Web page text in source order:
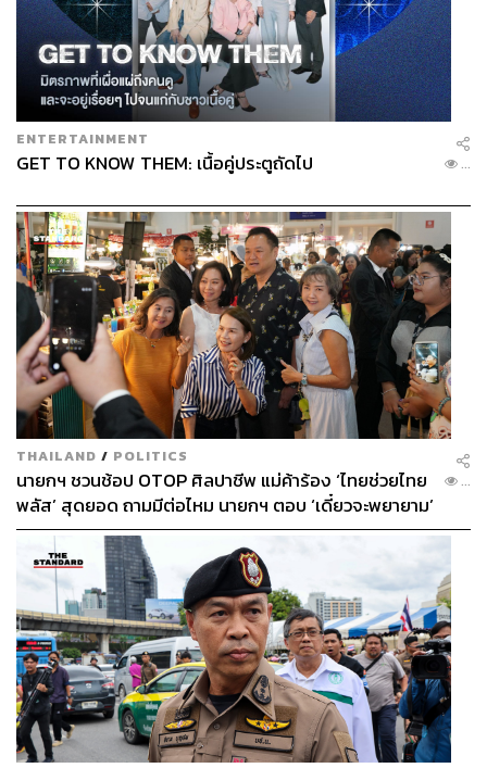
ENTERTAINMENT
GET TO KNOW THEM: เนื้อคู่ประตูถัดไป ...
THAILAND / POLITICS
นายกฯ ชวนช้อป OTOP ศิลปาชีพ แม่ค้าร้อง ‘ไทยช่วยไทย
พลัส’ สุดยอด ถามมีต่อไหม นายกฯ ตอบ ‘เดี๋ยวจะพยายาม’
...